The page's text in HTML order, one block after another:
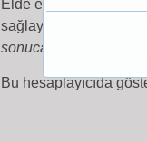
Elde ettiğiniz sonuçlar
sağlayacaktır (protokol
sonuca
tıklayarak
Bu hesaplayıcıda